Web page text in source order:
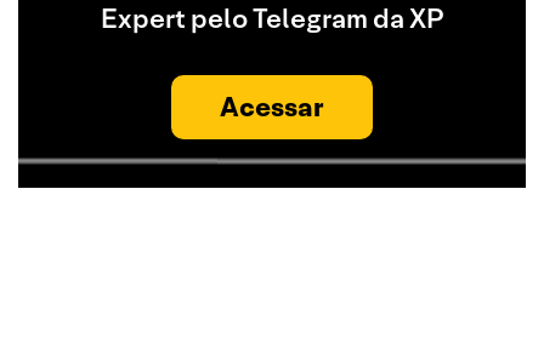
Expert pelo Telegram da XP
Acessar